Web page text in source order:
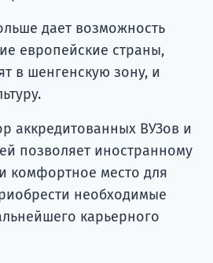
дает возможность
европейские страны,
в шенгенскую зону, и
аккредитованных ВУЗов и
позволяет иностранному
комфортное место для
необходимые
карьерного